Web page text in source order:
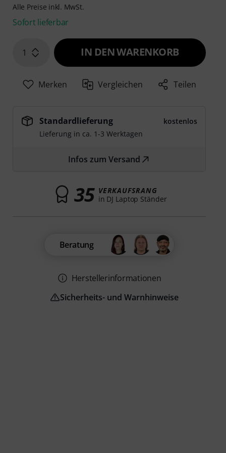
Alle Preise inkl. MwSt.
Sofort lieferbar
1 IN DEN WARENKORB
Merken Vergleichen Teilen
Standardlieferung
kostenlos
Lieferung in ca. 1-3 Werktagen
Infos zum Versand
35 VERKAUFSRANG
in DJ Laptop Ständer
Beratung
Herstellerinformationen
Sicherheits- und Warnhinweise